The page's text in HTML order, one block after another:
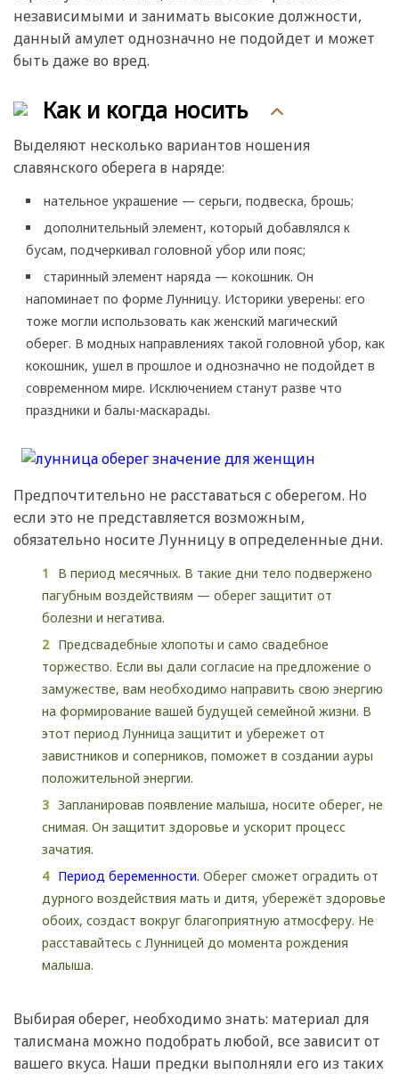
независимыми и занимать высокие должности,
данный амулет однозначно не подойдет и может
быть даже во вред.
Как и когда носить
Выделяют несколько вариантов ношения
славянского оберега в наряде:
нательное украшение — серьги, подвеска, брошь;
дополнительный элемент, который добавлялся к
бусам, подчеркивал головной убор или пояс;
старинный элемент наряда — кокошник. Он
напоминает по форме Лунницу. Историки уверены: его
тоже могли использовать как женский магический
оберег. В модных направлениях такой головной убор, как
кокошник, ушел в прошлое и однозначно не подойдет в
современном мире. Исключением станут разве что
праздники и балы-маскарады.
Предпочтительно не расставаться с оберегом. Но
если это не представляется возможным,
обязательно носите Лунницу в определенные дни.
В период месячных. В такие дни тело подвержено
пагубным воздействиям — оберег защитит от
болезни и негатива.
Предсвадебные хлопоты и само свадебное
торжество. Если вы дали согласие на предложение о
замужестве, вам необходимо направить свою энергию
на формирование вашей будущей семейной жизни. В
этот период Лунница защитит и убережет от
завистников и соперников, поможет в создании ауры
положительной энергии.
Запланировав появление малыша, носите оберег, не
снимая. Он защитит здоровье и ускорит процесс
зачатия.
Период беременности. Оберег сможет оградить от
дурного воздействия мать и дитя, убережёт здоровье
обоих, создаст вокруг благоприятную атмосферу. Не
расставайтесь с Лунницей до момента рождения
малыша.
Выбирая оберег, необходимо знать: материал для
талисмана можно подобрать любой, все зависит от
вашего вкуса. Наши предки выполняли его из таких